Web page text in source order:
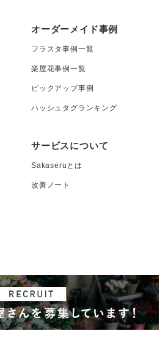
オーダーメイド事例
フラスタ事例一覧
楽屋花事例一覧
ピックアップ事例
ハッシュタグランキング
サービスについて
Sakaseruとは
改善ノート